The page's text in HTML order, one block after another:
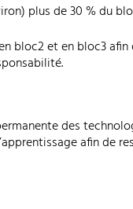
plus de 30 % du
bloc2 et en bloc3 afin
des
afin de